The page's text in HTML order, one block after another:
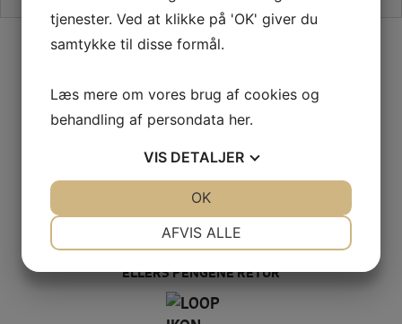
SIKKER HANDEL PÅ SYMASKINETORVET.DK
PÅ KUN 1-2 HVERDAGE
100% SIKKER BETALING
ELLERS PENGENE RETUR
tjenester. Ved at klikke på 'OK' giver du
samtykke til disse formål.
Læs mere om vores brug af cookies og
behandling af persondata her.
VIS DETALJER
AFVIS ALLE
OK